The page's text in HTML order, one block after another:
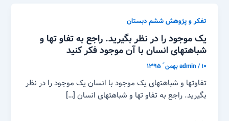
تفکر و پژوهش ششم دبستان
یک موجود را در نظر بگیرید. راجع به تفاو تها و
شباهتهای انسان با آن موجود فکر کنید
admin/۱۰ بهمن ّ ۱۳۹۵
تفاوتها و شباهتهای یک موجود با انسان یک موجود را در نظر
بگیرید. راجع به تفاو تها و شباهتهای انسان […]